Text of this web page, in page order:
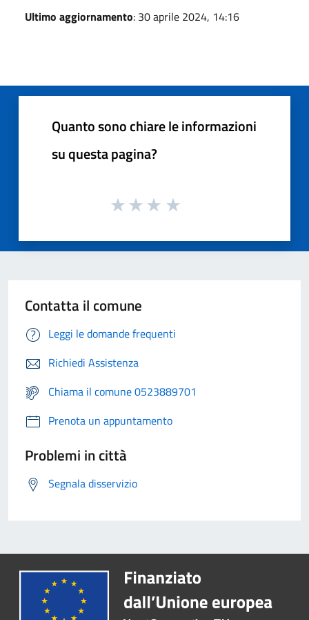
Ultimo aggiornamento: 30 aprile 2024, 14:16
Quanto sono chiare le informazioni
su questa pagina?
Contatta il comune
Leggi le domande frequenti
Richiedi Assistenza
Chiama il comune 0523889701
Prenota un appuntamento
Problemi in città
Segnala disservizio